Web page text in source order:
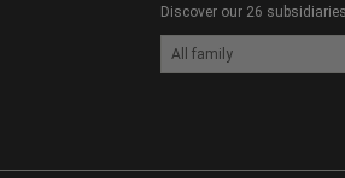
Discover our 26